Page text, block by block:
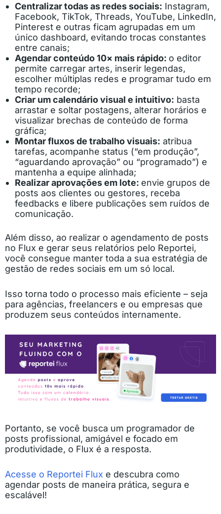
Centralizar todas as redes sociais: Instagram,
Facebook, TikTok, Threads, YouTube, LinkedIn,
Pinterest e outras ficam agrupadas em um
único dashboard, evitando trocas constantes
entre canais;
Agendar conteúdo 10× mais rápido: o editor
permite carregar artes, inserir legendas,
escolher múltiplas redes e programar tudo em
tempo recorde;
Criar um calendário visual e intuitivo: basta
arrastar e soltar postagens, alterar horários e
visualizar brechas de conteúdo de forma
gráfica;
Montar fluxos de trabalho visuais: atribua
tarefas, acompanhe status (“em produção”,
“aguardando aprovação” ou “programado”) e
mantenha a equipe alinhada;
Realizar aprovações em lote: envie grupos de
posts aos clientes ou gestores, receba
feedbacks e libere publicações sem ruídos de
comunicação.
Além disso, ao realizar o agendamento de posts
no Flux e gerar seus relatórios pelo Reportei,
você consegue manter toda a sua estratégia de
gestão de redes sociais em um só local.
Isso torna todo o processo mais eficiente – seja
para agências, freelancers e ou empresas que
produzem seus conteúdos internamente.
Portanto, se você busca um programador de
posts profissional, amigável e focado em
produtividade, o Flux é a resposta.
Acesse o Reportei Flux e descubra como
agendar posts de maneira prática, segura e
escalável!